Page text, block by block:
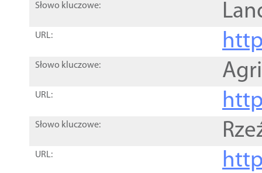
Słowo kluczowe:
URL:
Słowo kluczowe:
URL:
Słowo kluczowe:
URL: